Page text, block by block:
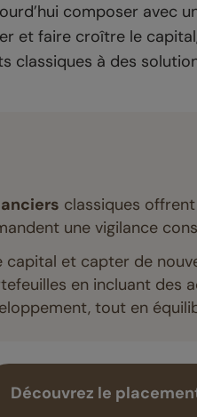
composer avec
et faire croître le
classiques à des
classiques
une vigilance
capital et capter de
en incluant des
tout en
Découvrez le